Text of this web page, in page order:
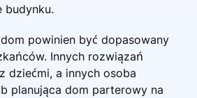
budynku.
powinien być dopasowany
Innych rozwiązań
dziećmi, a innych osoba
planująca dom parterowy na